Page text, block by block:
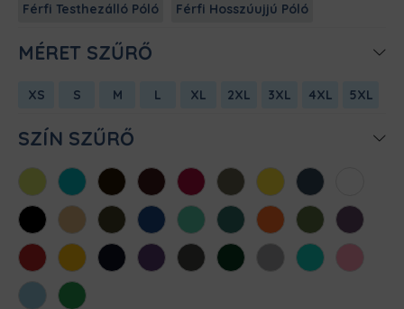
Férfi Testhezálló Póló Férfi Hosszúujjú Póló
MÉRET SZŰRŐ
XS S M L XL 2XL 3XL 4XL 5XL
SZÍN SZŰRŐ
AlmazöldAtollkékBarnaBordóChili Cink Citromsárga
Denim
FeketeHomokKhaki KirálykékMentaMéregzöld
NarancsOliva Padlizsán
Piros SárgaSötétkékSötétlilaSötétszürke
SötétzöldSportszürke
Türkiz
Világos
rózsaszín
Világoskék
Zöld